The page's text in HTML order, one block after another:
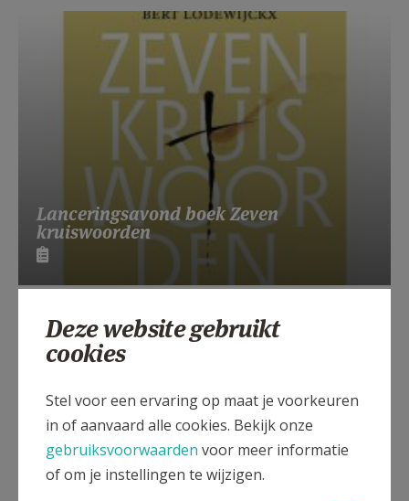
Lanceringsavond boek Zeven
kruiswoorden
Deze website gebruikt
cookies
Stel voor een ervaring op maat je voorkeuren
in of aanvaard alle cookies. Bekijk onze
gebruiksvoorwaarden voor meer informatie
of om je instellingen te wijzigen.